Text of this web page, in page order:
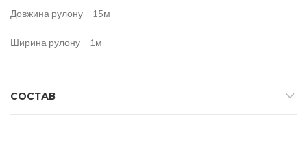
Довжина рулону – 15м
Ширина рулону – 1м
СОСТАВ